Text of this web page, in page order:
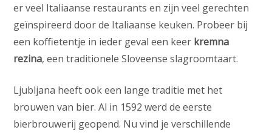
er veel Italiaanse restaurants en zijn veel gerechten
geïnspireerd door de Italiaanse keuken. Probeer bij
een koffietentje in ieder geval een keer kremna
rezina, een traditionele Sloveense slagroomtaart.
Ljubljana heeft ook een lange traditie met het
brouwen van bier. Al in 1592 werd de eerste
bierbrouwerij geopend. Nu vind je verschillende